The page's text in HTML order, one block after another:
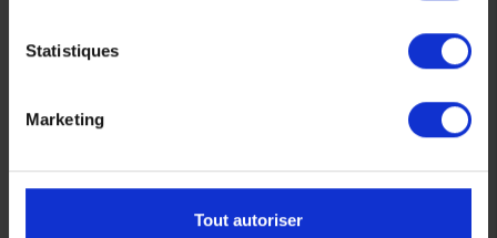
Statistiques
Marketing
Tout autoriser
Ligne d'échappement Akrapovic pour Yamaha MT-09
2 099,00 € 1 994,05 €